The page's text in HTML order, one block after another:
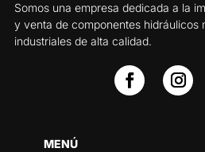
Somos una empresa dedicada a la
y venta de componentes hidráulicos
industriales de alta calidad.
MENÚ